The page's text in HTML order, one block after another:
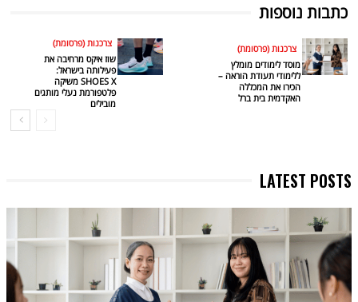
כתבות נוספות
צרכנות (פרסומת)
מוסד לימודים מומלץ
ללימודי תעודת הוראה –
הכירו את המכללה
האקדמית בית ברל
צרכנות (פרסומת)
שוז איקס מרחיבה את
פעילותה בישראל:
SHOES X משיקה
פלטפורמת נעלי מותגים
מובילים
LATEST POSTS